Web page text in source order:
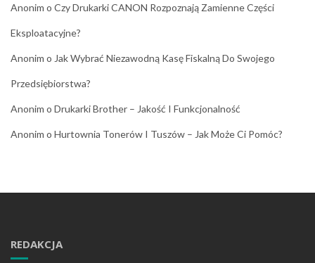
Anonim o Czy Drukarki CANON Rozpoznają Zamienne Części
Eksploatacyjne?
Anonim o Jak Wybrać Niezawodną Kasę Fiskalną Do Swojego
Przedsiębiorstwa?
Anonim o Drukarki Brother – Jakość I Funkcjonalność
Anonim o Hurtownia Tonerów I Tuszów – Jak Może Ci Pomóc?
REDAKCJA